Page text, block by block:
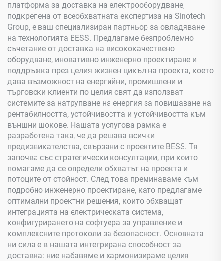
платформа за доставка на електрооборудване,
подкрепена от всеобхватната експертиза на Sinotech
Group, е ваш специализиран партньор за овладяване
на технологията BESS. Предлагаме безпроблемно
съчетание от доставка на висококачествено
оборудване, иновативно инженерно проектиране и
поддръжка през целия жизнен цикъл на проекта, което
дава възможност на енергийни, промишлени и
търговски клиенти по целия свят да използват
системите за натрупване на енергия за повишаване на
рентабилността, устойчивостта и устойчивостта към
външни шокове. Нашата услугова рамка е
разработена така, че да решава всички
предизвикателства, свързани с проектите BESS. Тя
започва със стратегически консултации, при които
помагаме да се определи обхватът на проекта и
потоците от стойност. След това преминаваме към
подробно инженерно проектиране, като предлагаме
оптимални проектни решения, които обхващат
интеграцията на електрическата система,
конфигурирането на софтуера за управление и
комплексните протоколи за безопасност. Основната
ни сила е в нашата интегрирана способност за
доставка: ние набавяме и хармонизираме целия